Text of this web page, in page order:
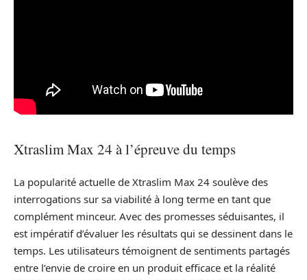
Xtraslim Max 24 à l’épreuve du temps
La popularité actuelle de Xtraslim Max 24 soulève des
interrogations sur sa viabilité à long terme en tant que
complément minceur. Avec des promesses séduisantes, il
est impératif d’évaluer les résultats qui se dessinent dans le
temps. Les utilisateurs témoignent de sentiments partagés
entre l’envie de croire en un produit efficace et la réalité